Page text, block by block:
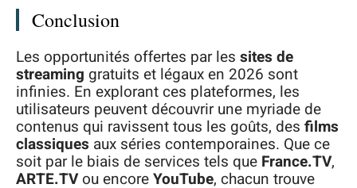
Conclusion
Les opportunités offertes par les sites de
streaming gratuits et légaux en 2026 sont
infinies. En explorant ces plateformes, les
utilisateurs peuvent découvrir une myriade de
contenus qui ravissent tous les goûts, des films
classiques aux séries contemporaines. Que ce
soit par le biais de services tels que France.TV,
ARTE.TVou encoreYouTube, chacun trouve